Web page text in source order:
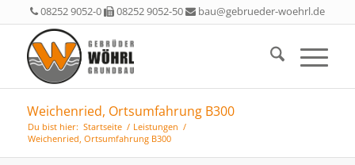
08252 9052-0 08252 9052-50 bau@gebrueder-woehrl.de
Weichenried, Ortsumfahrung B300
Du bist hier: Startseite / Leistungen /
Weichenried, Ortsumfahrung B300